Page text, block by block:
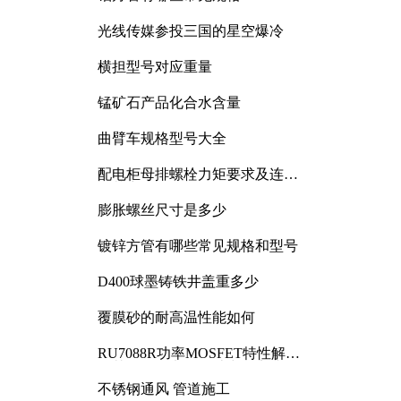
光线传媒参投三国的星空爆冷
横担型号对应重量
锰矿石产品化合水含量
曲臂车规格型号大全
配电柜母排螺栓力矩要求及连接
膨胀螺丝尺寸是多少
镀锌方管有哪些常见规格和型号
D400球墨铸铁井盖重多少
覆膜砂的耐高温性能如何
RU7088R功率MOSFET特性解析
不锈钢通风 管道施工